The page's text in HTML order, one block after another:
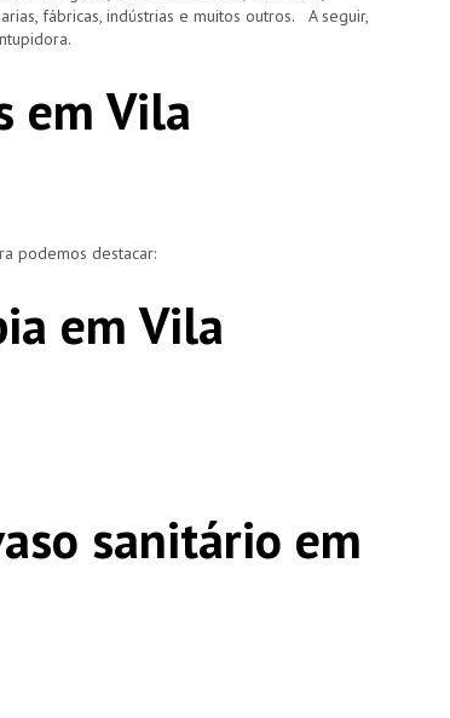
fábricas, indústrias e muitos outros. A seguir,
em Vila
podemos destacar:
em Vila
sanitário em